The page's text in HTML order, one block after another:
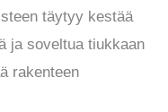
täytyy kestää
ja soveltua tiukkaan
rakenteen